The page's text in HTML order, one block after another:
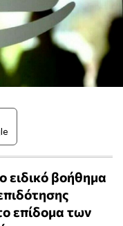
ειδικό βοήθημα
επίδομα των